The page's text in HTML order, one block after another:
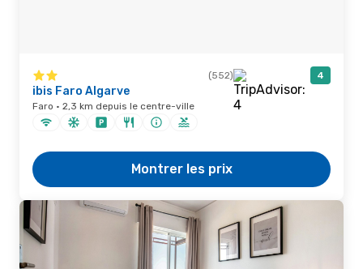
(552) 4
ibis Faro Algarve
Faro · 2,3 km depuis le centre-ville
Montrer les prix